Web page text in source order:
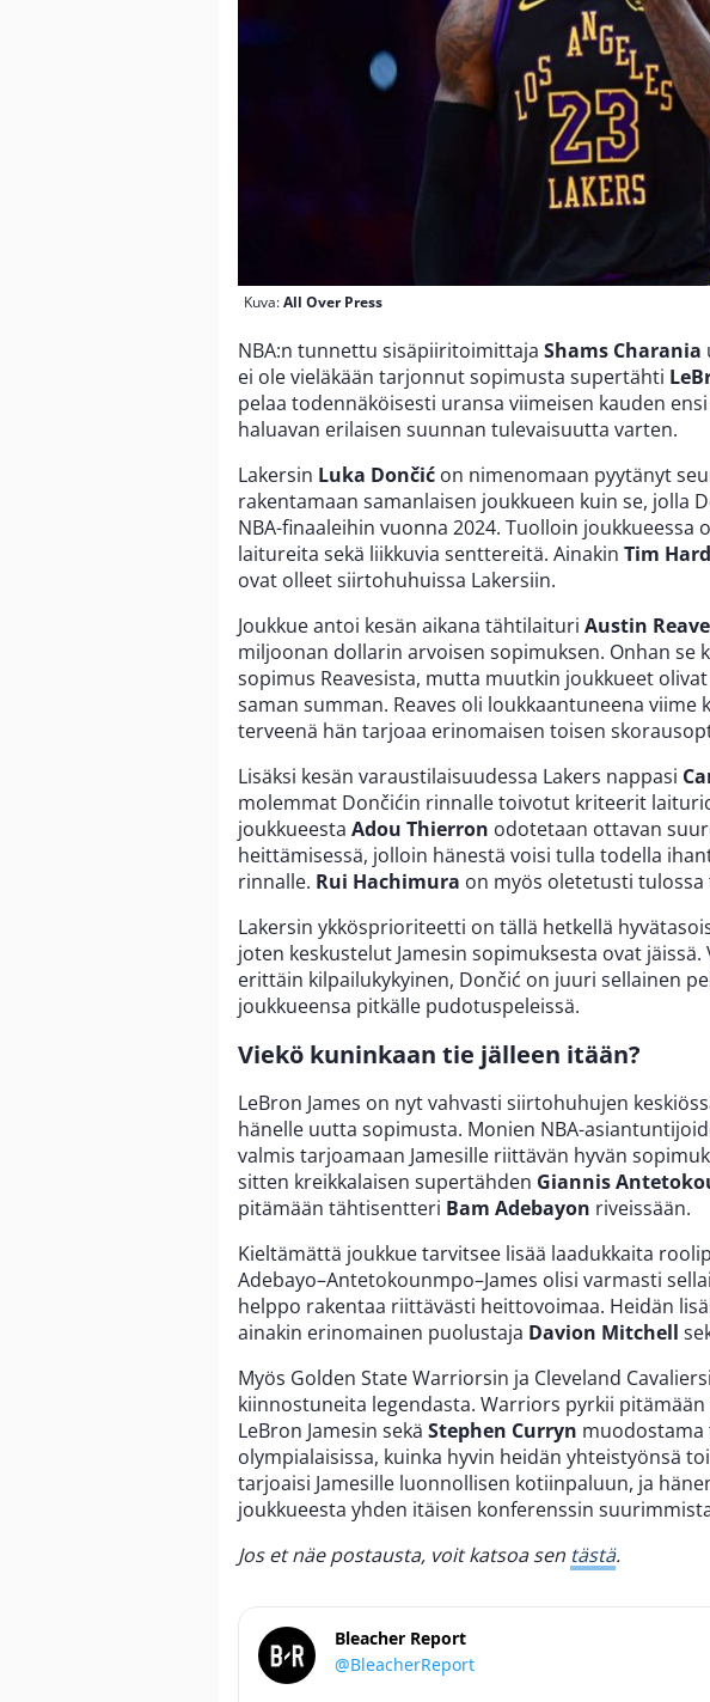
Kuva:All Over Press
NBA:n tunnettu sisäpiiritoimittaja Shams Charania
ei ole vieläkään tarjonnut sopimusta supertähti
pelaa todennäköisesti uransa viimeisen kauden
haluavan erilaisen suunnan tulevaisuutta varten.
Lakersin Luka Dončić on nimenomaan pyytänyt
rakentamaan samanlaisen joukkueen kuin se, jolla
NBA-finaaleihin vuonna 2024. Tuolloin joukkueessa
laitureita sekä liikkuvia senttereitä. Ainakin Tim
ovat olleet siirtohuhuissa Lakersiin.
Joukkue antoi kesän aikana tähtilaituri Austin
miljoonan dollarin arvoisen sopimuksen. Onhan se
sopimus Reavesista, mutta muutkin joukkueet
saman summan. Reaves oli loukkaantuneena viime
terveenä hän tarjoaa erinomaisen toisen
Lisäksi kesän varaustilaisuudessa Lakers nappasi
molemmat Dončićin rinnalle toivotut kriteerit
joukkueesta Adou Thierron odotetaan ottavan
heittämisessä, jolloin hänestä voisi tulla todella
rinnalle. Rui Hachimura on myös oletetusti tulossa
Lakersin ykkösprioriteetti on tällä hetkellä
joten keskustelut Jamesin sopimuksesta ovat
erittäin kilpailukykyinen, Dončić on juuri sellainen
joukkueensa pitkälle pudotuspeleissä.
Viekö kuninkaan tie jälleen itään?
LeBron James on nyt vahvasti siirtohuhujen
hänelle uutta sopimusta. Monien NBA-
valmis tarjoamaan Jamesille riittävän hyvän
sitten kreikkalaisen supertähden Giannis
pitämään tähtisentteri Bam Adebayon riveissään.
Kieltämättä joukkue tarvitsee lisää laadukkaita
Adebayo–Antetokounmpo–James olisi varmasti
helppo rakentaa riittävästi heittovoimaa. Heidän
ainakin erinomainen puolustaja Davion Mitchell
Myös Golden State Warriorsin ja Cleveland
kiinnostuneita legendasta. Warriors pyrkii
LeBron Jamesin sekä Stephen Curryn muodostama
olympialaisissa, kuinka hyvin heidän yhteistyönsä
tarjoaisi Jamesille luonnollisen kotiinpaluun, ja
joukkueesta yhden itäisen konferenssin
Jos et näe postausta, voit katsoa sen tästä.
Bleacher Report
@BleacherReport